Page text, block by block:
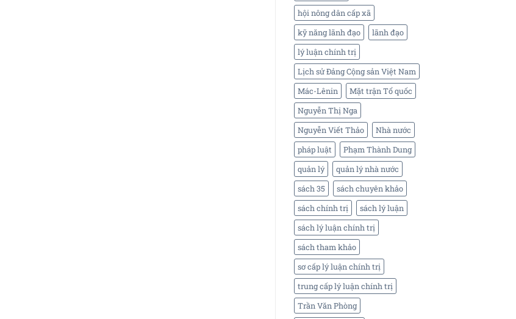
hội nông dân cấp xã
kỹ năng lãnh đạo
lãnh đạo
lý luận chính trị
Lịch sử Đảng Cộng sản Việt Nam
Mác-Lênin
Mặt trận Tổ quốc
Nguyễn Thị Nga
Nguyễn Viết Thảo
Nhà nước
pháp luật
Phạm Thành Dung
quản lý
quản lý nhà nước
sách 35
sách chuyên khảo
sách chính trị
sách lý luận
sách lý luận chính trị
sách tham khảo
sơ cấp lý luận chính trị
trung cấp lý luận chính trị
Trần Văn Phòng